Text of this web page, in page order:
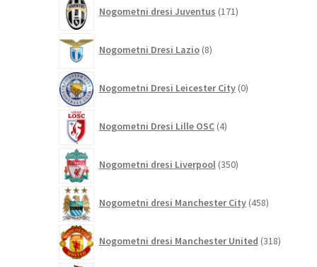
Nogometni dresi Juventus 171izdelkov
Nogometni Dresi Lazio 8izdelkov
Nogometni Dresi Leicester City 0izdelkov
Nogometni Dresi Lille OSC 4izdelki
Nogometni dresi Liverpool 350izdelkov
Nogometni dresi Manchester City 458izdelkov
Nogometni dresi Manchester United 318izdelkov